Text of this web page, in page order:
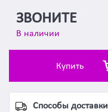
ЗВОНИТЕ
В наличии
Купить
Способы доставки